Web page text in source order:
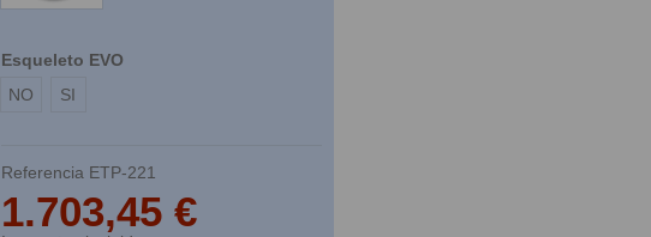
Esqueleto EVO
NO
SI
Referencia ETP-221
1.703,45 €